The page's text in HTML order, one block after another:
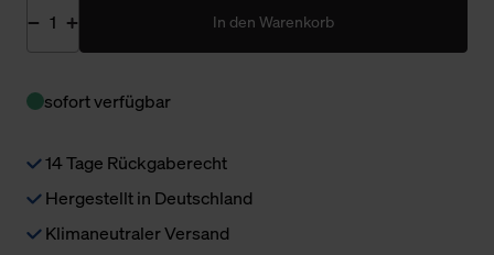
In den Warenkorb
sofort verfügbar
14 Tage Rückgaberecht
Hergestellt in Deutschland
Klimaneutraler Versand